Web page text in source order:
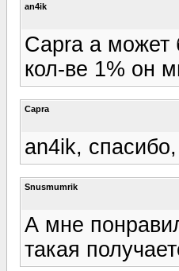
an4ik
Capra а может
кол-ве 1% он
Capra
an4ik,
Snusmumrik
А мне
такая